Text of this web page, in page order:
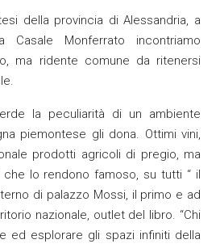
della provincia di Alessandria, a
Monferrato incontriamo
ma ridente comune da ritenersi
la peculiarità di un ambiente
piemontese gli dona. Ottimi vini,
prodotti agricoli di pregio, ma
che lo rendono famoso, su tutti “ il
di palazzo Mossi, il primo e ad
nazionale, outlet del libro. “Chi
ed esplorare gli spazi infiniti della